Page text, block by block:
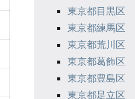
東京都目黒区
東京都練馬区
東京都荒川区
東京都葛飾区
東京都豊島区
東京都足立区